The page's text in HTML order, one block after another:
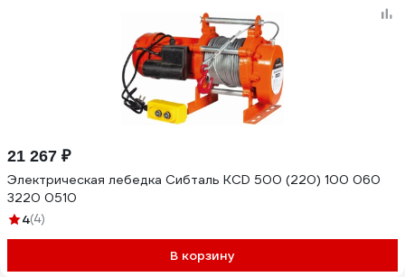
21 267 ₽
Электрическая лебедка Сибталь KCD 500 (220) 100 060
3220 0510
4(4)
В корзину